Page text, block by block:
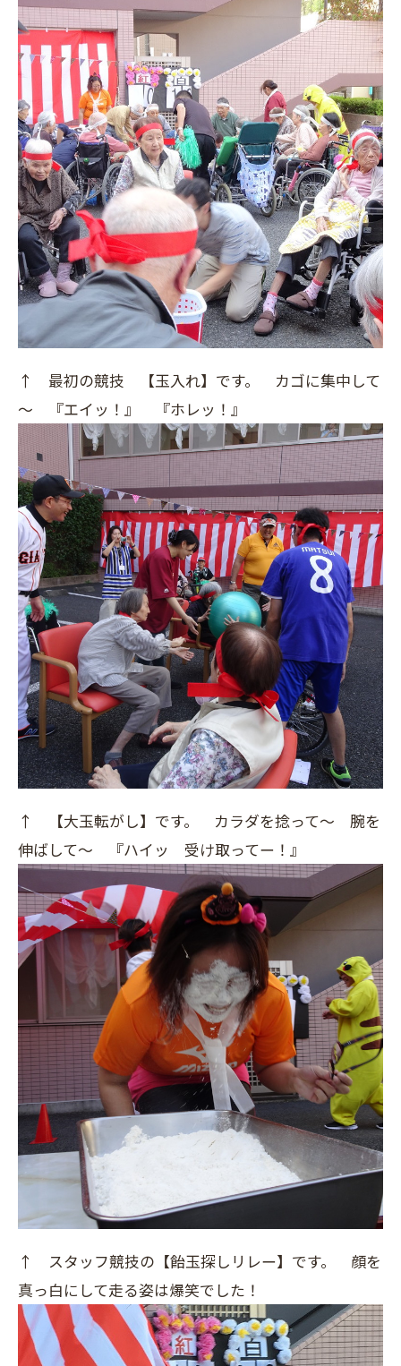
↑ 最初の競技 【玉入れ】です。 カゴに集中して
～ 『エイッ！』 『ホレッ！』
↑ 【大玉転がし】です。 カラダを捻って～ 腕を
伸ばして～ 『ハイッ 受け取ってー！』
↑ スタッフ競技の【飴玉探しリレー】です。 顔を
真っ白にして走る姿は爆笑でした！